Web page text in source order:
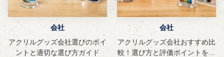
会社
アクリルグッズ会社選びのポイ
ントと適切な選び方ガイド
会社
アクリルグッズ会社おすすめ比
較！選び方と評価ポイントを徹